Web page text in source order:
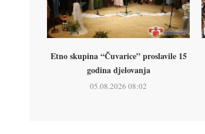
Etno skupina “Čuvarice” proslavile 15
godina djelovanja
05.08.2026 08:02